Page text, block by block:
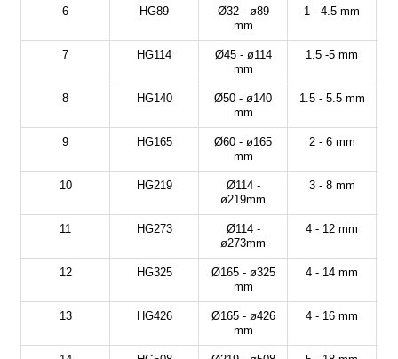
6 HG89
Ø32 - ø89
mm
1 - 4.5 mm
7 HG114
Ø45 - ø114
mm
1.5 -5 mm
8 HG140
Ø50 - ø140
mm
1.5 - 5.5 mm
9 HG165
Ø60 - ø165
mm
2 - 6 mm
10 HG219
Ø114 -
ø219mm
3 - 8 mm
11 HG273
Ø114 -
ø273mm
4 - 12 mm
12 HG325
Ø165 - ø325
mm
4 - 14 mm
13 HG426
Ø165 - ø426
mm
4 - 16 mm